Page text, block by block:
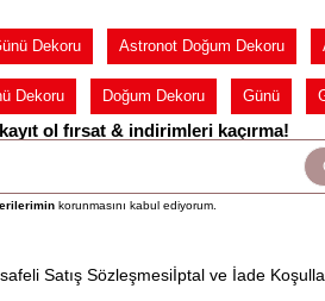
Dekoru Astronot Doğum Dekoru
Dekoru Doğum Dekoru Günü
ol fırsat & indirimleri kaçırma!
korunmasını kabul ediyorum.
Satış Sözleşmesiİptal ve İade